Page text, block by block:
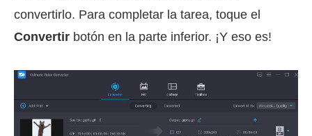
convertirlo. Para completar la tarea, toque el
Convertir botón en la parte inferior. ¡Y eso es!